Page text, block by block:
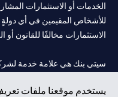
يستخدم موقعنا ملفات
الخدمات أو الاستثمارات
للأشخاص المقيمين في أي دولةٍ
الاستثمارات مخالفًا للقانون أو